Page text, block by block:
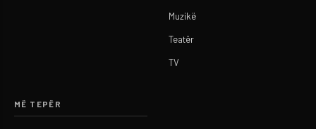
Muzikë
Teatër
TV
MË TEPËR